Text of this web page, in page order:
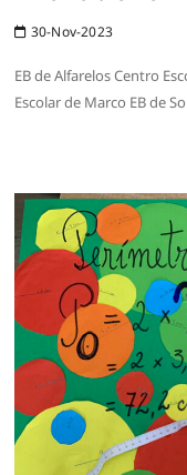
30-Nov-2023
EB de Alfarelos Centro
Escolar de Marco EB de